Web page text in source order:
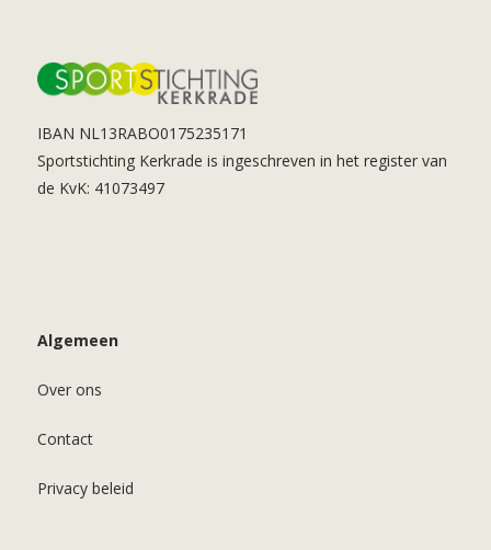
IBAN NL13RABO0175235171
Sportstichting Kerkrade is ingeschreven in het register van
de KvK: 41073497
Algemeen
Over ons
Contact
Privacy beleid